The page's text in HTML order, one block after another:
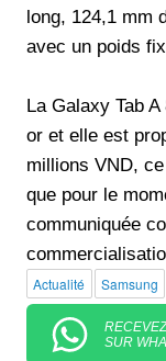
long, 124,1 mm
avec un poids
La Galaxy Tab
or et elle est
millions VND,
que pour le
communiquée
Actualité Samsung
SUR